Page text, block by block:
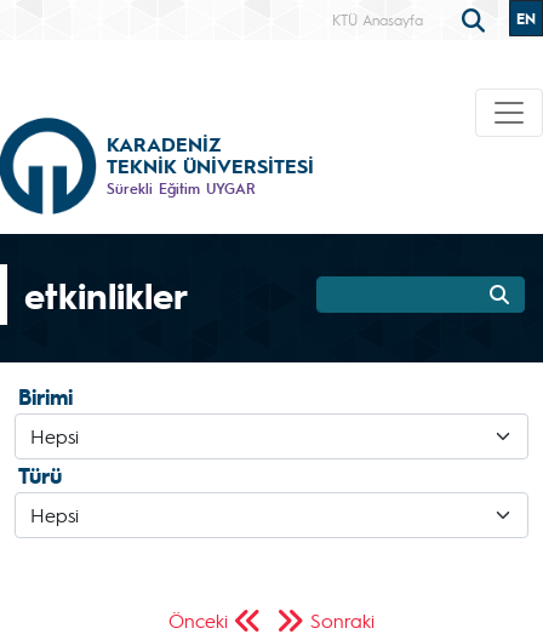
KTÜ Anasayfa EN
KARADENİZ
TEKNİK ÜNİVERSİTESİ
Sürekli Eğitim UYGAR
etkinlikler
Birimi
Türü
Önceki Sonraki